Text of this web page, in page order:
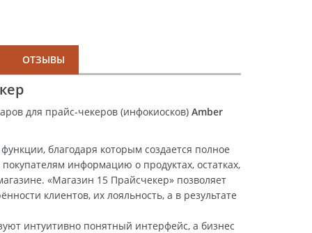
ОТЗЫВЫ
для прайс-чекеров (инфокиосков) Amber
благодаря которым создается полное
информацию о продуктах, остатках,
«Магазин 15 Прайсчекер» позволяет
клиентов, их лояльность, а в результате
интуитивно понятный интерфейс, а бизнес